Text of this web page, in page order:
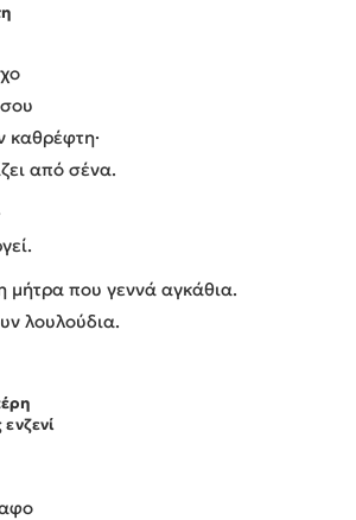
καθρέφτη·
από σένα.
μήτρα που γεννά αγκάθια.
λουλούδια.